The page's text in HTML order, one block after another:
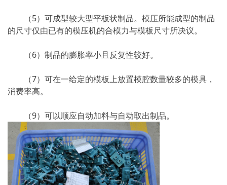
（5）可成型较大型平板状制品。模压所能成型的制品
的尺寸仅由已有的模压机的合模力与模板尺寸所决议。
（6）制品的膨胀率小且反复性较好。
（7）可在一给定的模板上放置模腔数量较多的模具，
消费率高。
（9）可以顺应自动加料与自动取出制品。